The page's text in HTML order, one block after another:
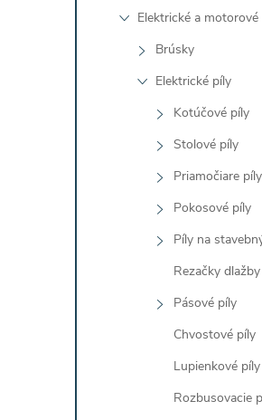
Elektrické a motorové
Brúsky
Elektrické píly
Kotúčové píly
Stolové píly
Priamočiare píly
Pokosové píly
Píly na
Rezačky
Pásové píly
Chvostové píly
Lupienkové píly
Rozbusovacie